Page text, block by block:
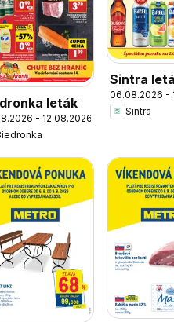
leták
- 12.08.2026
Sintra
06.08.2026 -
Sintra